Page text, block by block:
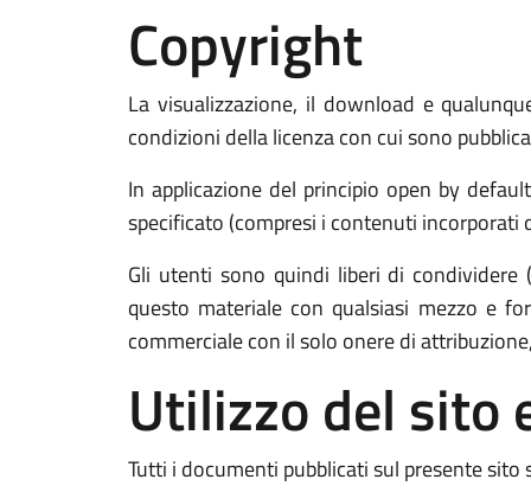
Copyright
La visualizzazione, il download e
condizioni della licenza con cui sono
In applicazione del principio open by
specificato (compresi i contenuti incorporati
Gli utenti sono quindi liberi di condividere
questo materiale con qualsiasi mezzo e
commerciale con il solo onere di
Utilizzo del sito
Tutti i documenti pubblicati sul presente